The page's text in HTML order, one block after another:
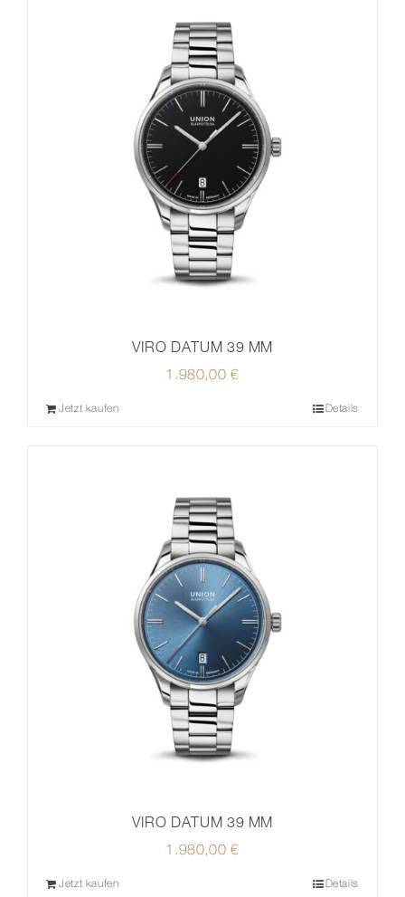
VIRO DATUM 39 MM
1.980,00€
Jetzt kaufen Details
VIRO DATUM 39 MM
1.980,00€
Jetzt kaufen Details